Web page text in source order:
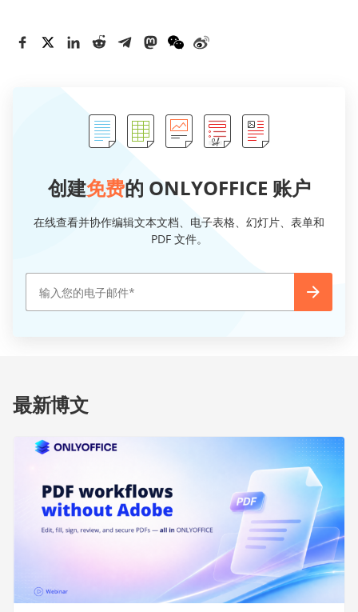
创建免费的 ONLYOFFICE 账户
在线查看并协作编辑文本文档、电子表格、幻灯片、表单和
PDF 文件。
最新博文